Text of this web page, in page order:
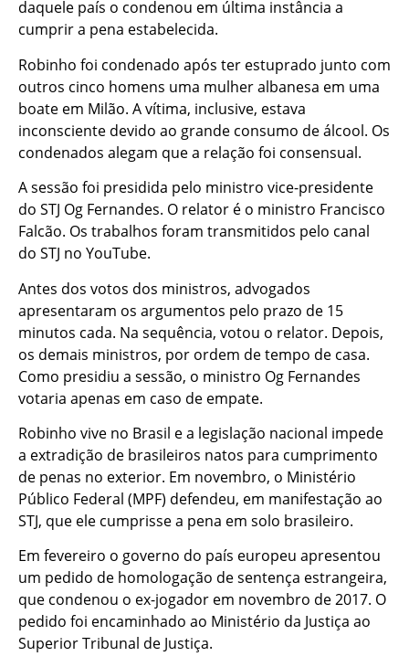
daquele país o condenou em última instância a
cumprir a pena estabelecida.
Robinho foi condenado após ter estuprado junto com
outros cinco homens uma mulher albanesa em uma
boate em Milão. A vítima, inclusive, estava
inconsciente devido ao grande consumo de álcool. Os
condenados alegam que a relação foi consensual.
A sessão foi presidida pelo ministro vice-presidente
do STJ Og Fernandes. O relator é o ministro Francisco
Falcão. Os trabalhos foram transmitidos pelo canal
do STJ no YouTube.
Antes dos votos dos ministros, advogados
apresentaram os argumentos pelo prazo de 15
minutos cada. Na sequência, votou o relator. Depois,
os demais ministros, por ordem de tempo de casa.
Como presidiu a sessão, o ministro Og Fernandes
votaria apenas em caso de empate.
Robinho vive no Brasil e a legislação nacional impede
a extradição de brasileiros natos para cumprimento
de penas no exterior. Em novembro, o Ministério
Público Federal (MPF) defendeu, em manifestação ao
STJ, que ele cumprisse a pena em solo brasileiro.
Em fevereiro o governo do país europeu apresentou
um pedido de homologação de sentença estrangeira,
que condenou o ex-jogador em novembro de 2017. O
pedido foi encaminhado ao Ministério da Justiça ao
Superior Tribunal de Justiça.